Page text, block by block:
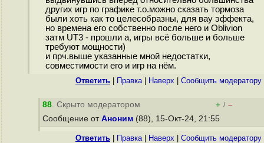
других игр по графике т.о.можно сказать тормоза
были хоть как то целесобразны, для вау эффекта,
но времена его собственно после него и Oblivion
затм UT3 - прошли а, игры всё больше и больше
требуют мощности)
и прч.выше указанные мной недостатки,
совместимости его и игр на нём.
Ответить Правка| Наверх Cообщить модератору
88. Скрыто модератором + / –
Сообщение от Аноним (88), 15-Окт-24, 21:55
Ответить Правка| Наверх Cообщить модератору